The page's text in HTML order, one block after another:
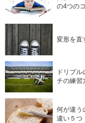
の4つの
変形を直
ドリブ
チの練習
何が違う
違い５つ